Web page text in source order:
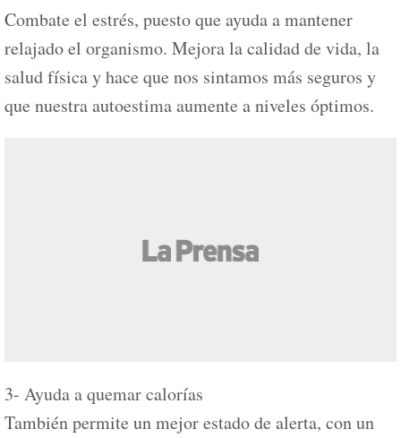
Combate el estrés, puesto que ayuda a mantener
relajado el organismo. Mejora la calidad de vida, la
salud física y hace que nos sintamos más seguros y
que nuestra autoestima aumente a niveles óptimos.
3- Ayuda a quemar calorías
También permite un mejor estado de alerta, con un